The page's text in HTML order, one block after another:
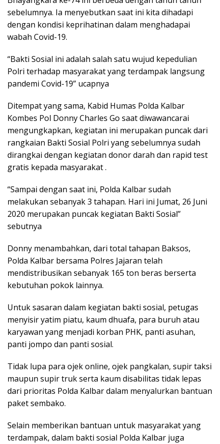
sebelumnya. Ia menyebutkan saat ini kita dihadapi
dengan kondisi keprihatinan dalam menghadapai
wabah Covid-19.
“Bakti Sosial ini adalah salah satu wujud kepedulian
Polri terhadap masyarakat yang terdampak langsung
pandemi Covid-19” ucapnya
Ditempat yang sama, Kabid Humas Polda Kalbar
Kombes Pol Donny Charles Go saat diwawancarai
mengungkapkan, kegiatan ini merupakan puncak dari
rangkaian Bakti Sosial Polri yang sebelumnya sudah
dirangkai dengan kegiatan donor darah dan rapid test
gratis kepada masyarakat .
“Sampai dengan saat ini, Polda Kalbar sudah
melakukan sebanyak 3 tahapan. Hari ini Jumat, 26 Juni
2020 merupakan puncak kegiatan Bakti Sosial”
sebutnya
Donny menambahkan, dari total tahapan Baksos,
Polda Kalbar bersama Polres Jajaran telah
mendistribusikan sebanyak 165 ton beras berserta
kebutuhan pokok lainnya.
Untuk sasaran dalam kegiatan bakti sosial, petugas
menyisir yatim piatu, kaum dhuafa, para buruh atau
karyawan yang menjadi korban PHK, panti asuhan,
panti jompo dan panti sosial.
Tidak lupa para ojek online, ojek pangkalan, supir taksi
maupun supir truk serta kaum disabilitas tidak lepas
dari prioritas Polda Kalbar dalam menyalurkan bantuan
paket sembako.
Selain memberikan bantuan untuk masyarakat yang
terdampak, dalam bakti sosial Polda Kalbar juga